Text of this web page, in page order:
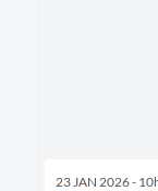
23 JAN 2026 -